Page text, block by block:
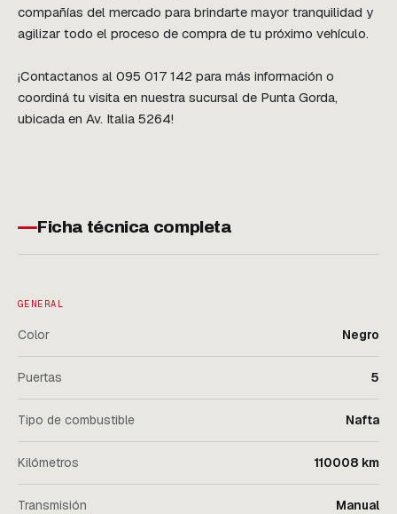
compañías del mercado para brindarte mayor tranquilidad y
agilizar todo el proceso de compra de tu próximo vehículo.
¡Contactanos al 095 017 142 para más información o
coordiná tu visita en nuestra sucursal de Punta Gorda,
ubicada en Av. Italia 5264!
Ficha técnica completa
GENERAL
Color Negro
Puertas 5
Tipo de combustible Nafta
Kilómetros 110008 km
Transmisión Manual